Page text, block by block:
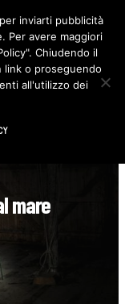
F
c
e
b
o
I
n
s
t
mare
inviarti pubblicità
Per avere maggiori
Chiudendo il
link o proseguendo
all'utilizzo dei